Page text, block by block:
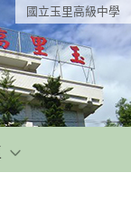
國立玉里高級中學